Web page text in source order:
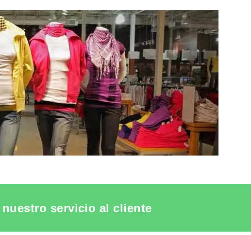
MANIQUIES
servicio al cliente